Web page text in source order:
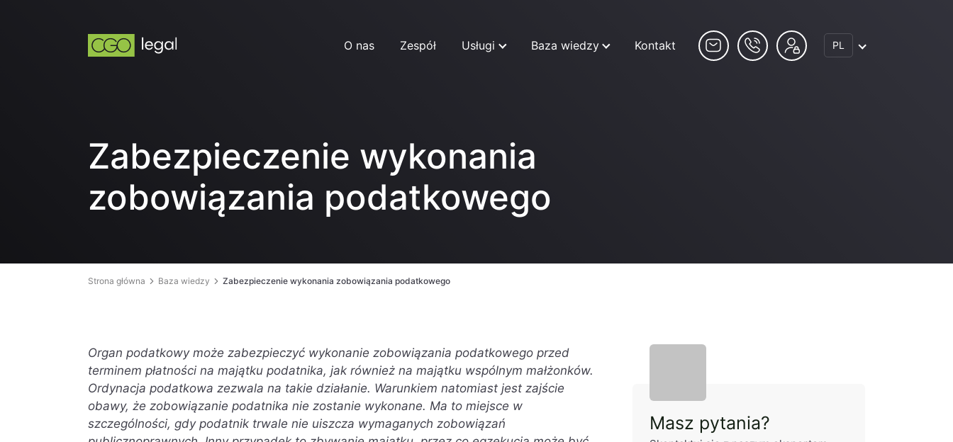
O nas Zespół Usługi Baza wiedzy Kontakt PL
Zabezpieczenie wykonania
zobowiązania podatkowego
Strona główna Baza wiedzy Zabezpieczenie wykonania zobowiązania podatkowego
Organ podatkowy może zabezpieczyć wykonanie zobowiązania podatkowego przed
terminem płatności na majątku podatnika, jak również na majątku wspólnym małżonków.
Ordynacja podatkowa zezwala na takie działanie. Warunkiem natomiast jest zajście
obawy, że zobowiązanie podatnika nie zostanie wykonane. Ma to miejsce w
szczególności, gdy podatnik trwale nie uiszcza wymaganych zobowiązań
Masz pytania?